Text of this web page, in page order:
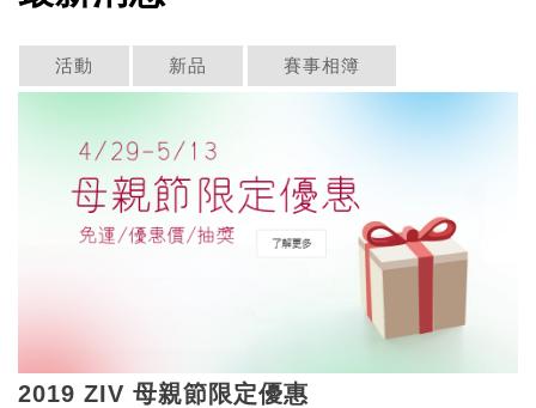
活動 新品 賽事相簿
2019 ZIV 母親節限定優惠